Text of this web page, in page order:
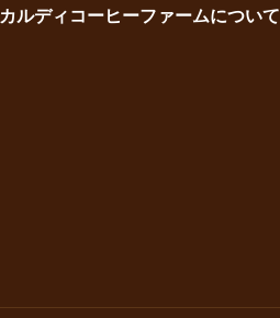
カルディコーヒーファームについて